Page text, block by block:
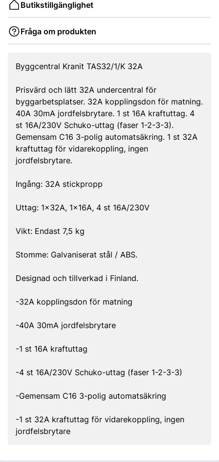
Butikstillgänglighet
Fråga om produkten
Byggcentral Kranit TAS32/1/K 32A
Prisvärd och lätt 32A undercentral för
byggarbetsplatser. 32A kopplingsdon för matning.
40A 30mA jordfelsbrytare. 1 st 16A kraftuttag. 4
st 16A/230V Schuko-uttag (faser 1-2-3-3).
Gemensam C16 3-polig automatsäkring. 1 st 32A
kraftuttag för vidarekoppling, ingen
jordfelsbrytare.
Ingång: 32A stickpropp
Uttag: 1x32A, 1x16A, 4 st 16A/230V
Vikt: Endast 7,5 kg
Stomme: Galvaniserat stål / ABS.
Designad och tillverkad i Finland.
-32A kopplingsdon för matning
-40A 30mA jordfelsbrytare
-1 st 16A kraftuttag
-4 st 16A/230V Schuko-uttag (faser 1-2-3-3)
-Gemensam C16 3-polig automatsäkring
-1 st 32A kraftuttag för vidarekoppling, ingen
jordfelsbrytare